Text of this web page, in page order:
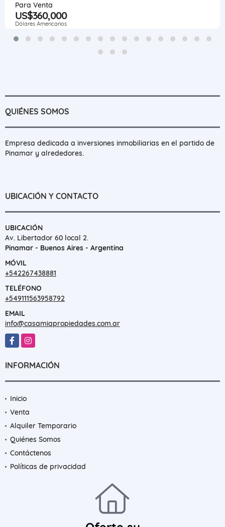
Para Venta
US$360,000
Dólares Americanos
QUIÉNES SOMOS
Empresa dedicada a inversiones inmobiliarias en el partido de
Pinamar y alrededores.
UBICACIÓN Y CONTACTO
UBICACIÓN
Av. Libertador 60 local 2.
Pinamar - Buenos Aires - Argentina
MÓVIL
+542267438881
TELÉFONO
+549111563958792
EMAIL
info@casamiapropiedades.com.ar
FacebookInstagram
INFORMACIÓN
Inicio
Venta
Alquiler Temporario
Quiénes Somos
Contáctenos
Políticas de privacidad